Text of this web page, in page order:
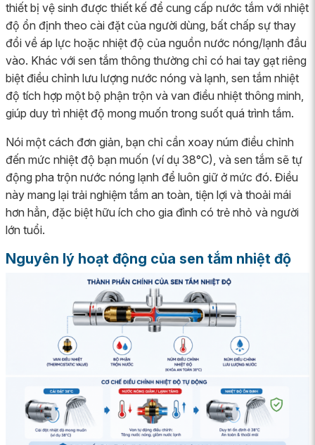
thiết bị vệ sinh được thiết kế để cung cấp nước tắm với nhiệt
độ ổn định theo cài đặt của người dùng, bất chấp sự thay
đổi về áp lực hoặc nhiệt độ của nguồn nước nóng/lạnh đầu
vào. Khác với sen tắm thông thường chỉ có hai tay gạt riêng
biệt điều chỉnh lưu lượng nước nóng và lạnh, sen tắm nhiệt
độ tích hợp một bộ phận trộn và van điều nhiệt thông minh,
giúp duy trì nhiệt độ mong muốn trong suốt quá trình tắm.
Nói một cách đơn giản, bạn chỉ cần xoay núm điều chỉnh
đến mức nhiệt độ bạn muốn (ví dụ 38°C), và sen tắm sẽ tự
động pha trộn nước nóng lạnh để luôn giữ ở mức đó. Điều
này mang lại trải nghiệm tắm an toàn, tiện lợi và thoải mái
hơn hẳn, đặc biệt hữu ích cho gia đình có trẻ nhỏ và người
lớn tuổi.
Nguyên lý hoạt động của sen tắm nhiệt độ